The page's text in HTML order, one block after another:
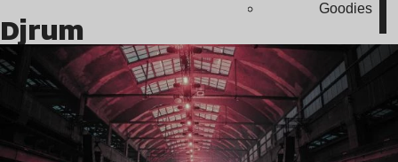
Goodies
Djrum